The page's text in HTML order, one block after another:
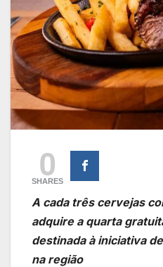
0
SHARES
A cada três cervejas
adquire a quarta
destinada à iniciativa
na região